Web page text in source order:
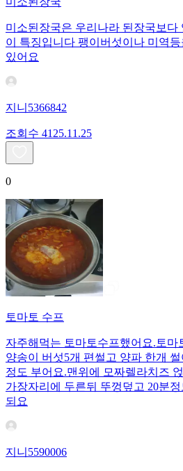
미소된장국은 우리나라 된장국보다
이 특징입니다 팽이버섯이나 미역
있어요
지니5366842
조회수 41 25.11.25
0
토마토 수프
자주해먹는 토마토수프했어요.토마
양송이 버섯5개 편썰고 양파 한개
정도 부어요.맨위에 모짜렐라치즈
가장자리에 두른뒤 뚜껑덮고 20분
되요
지니5590006